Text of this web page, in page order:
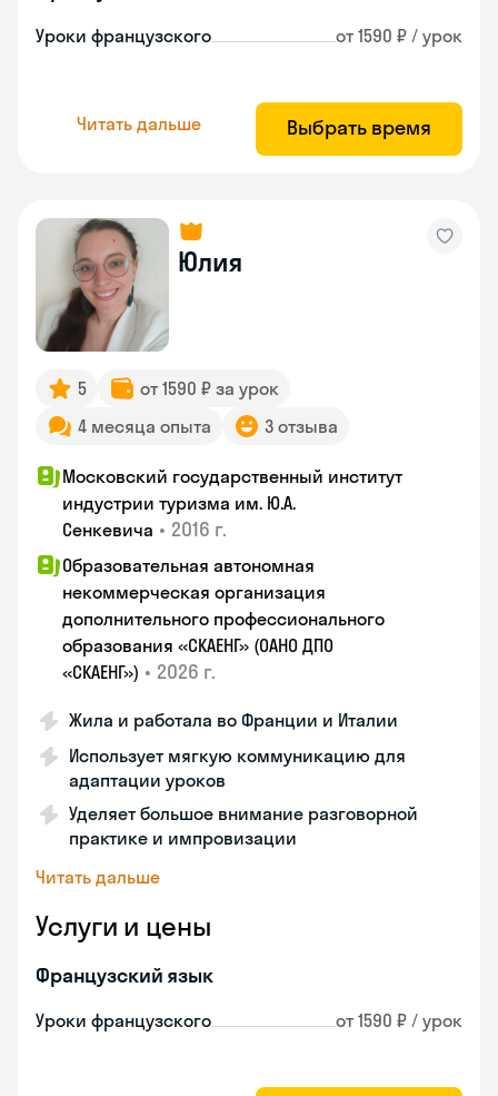
Уроки французского от 1590 ₽ / урок
Читать дальше Выбрать время
Юлия
5
от 1590 ₽ за урок
4 месяца опыта
3 отзыва
Московский государственный институт
индустрии туризма им. Ю.А.
Сенкевича • 2016 г.
Образовательная автономная
некоммерческая организация
дополнительного профессионального
образования «СКАЕНГ» (ОАНО ДПО
«СКАЕНГ») • 2026 г.
Жила и работала во Франции и Италии
Использует мягкую коммуникацию для
адаптации уроков
Уделяет большое внимание разговорной
практике и импровизации
Читать дальше
Услуги и цены
Французский язык
Уроки французского от 1590 ₽ / урок